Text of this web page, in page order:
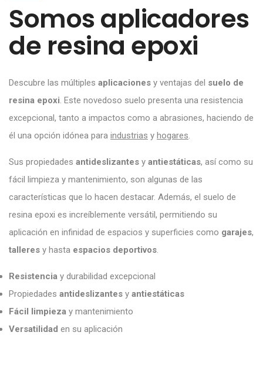
Somos aplicadores
de resina epoxi
Descubre las múltiples aplicaciones y ventajas del suelo de
resina epoxi. Este novedoso suelo presenta una resistencia
excepcional, tanto a impactos como a abrasiones, haciendo de
él una opción idónea para industrias y hogares.
Sus propiedades antideslizantes y antiestáticas, así como su
fácil limpieza y mantenimiento, son algunas de las
características que lo hacen destacar. Además, el suelo de
resina epoxi es increíblemente versátil, permitiendo su
aplicación en infinidad de espacios y superficies como garajes,
talleres y hasta espacios deportivos.
Resistencia y durabilidad excepcional
Propiedades antideslizantes y antiestáticas
Fácil limpieza y mantenimiento
Versatilidad en su aplicación